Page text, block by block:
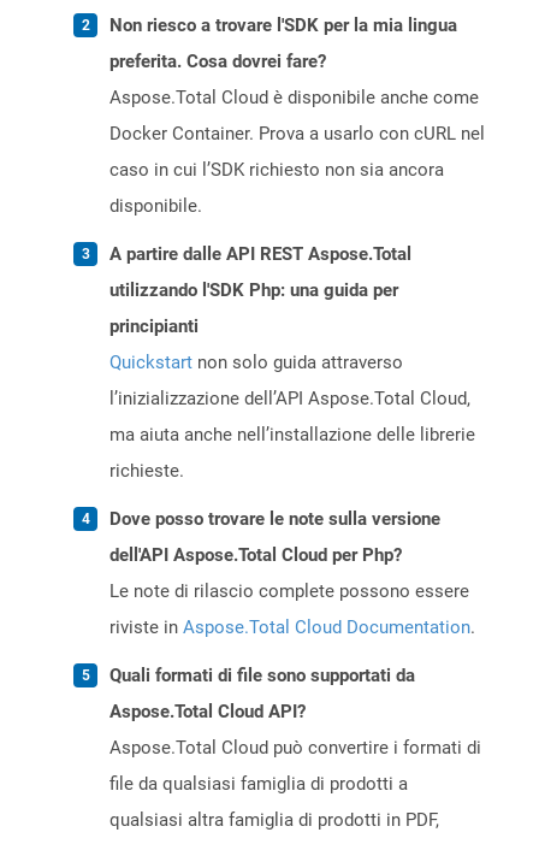
Non riesco a trovare l'SDK per la mia lingua
preferita. Cosa dovrei fare?
Aspose.Total Cloud è disponibile anche come
Docker Container. Prova a usarlo con cURL nel
caso in cui l’SDK richiesto non sia ancora
disponibile.
A partire dalle API REST Aspose.Total
utilizzando l'SDK Php: una guida per
principianti
Quickstart non solo guida attraverso
l’inizializzazione dell’API Aspose.Total Cloud,
ma aiuta anche nell’installazione delle librerie
richieste.
Dove posso trovare le note sulla versione
dell'API Aspose.Total Cloud per Php?
Le note di rilascio complete possono essere
riviste in Aspose.Total Cloud Documentation.
Quali formati di file sono supportati da
Aspose.Total Cloud API?
Aspose.Total Cloud può convertire i formati di
file da qualsiasi famiglia di prodotti a
qualsiasi altra famiglia di prodotti in PDF,